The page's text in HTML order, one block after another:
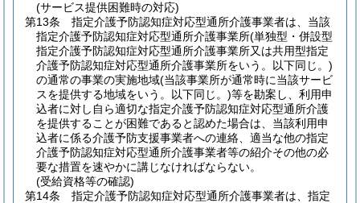
(サービス提供困難時の対応)
第13条
指定介護予防認知症対応型通所介護事業者は、当該
指定介護予防認知症対応型通所介護事業所(単独型・併設型
指定介護予防認知症対応型通所介護事業所又は共用型指定
介護予防認知症対応型通所介護事業所をいう。以下同じ。)
の通常の事業の実施地域(当該事業所が通常時に当該サービ
スを提供する地域をいう。以下同じ。)等を勘案し、利用申
込者に対し自ら適切な指定介護予防認知症対応型通所介護
を提供することが困難であると認めた場合は、当該利用申
込者に係る介護予防支援事業者への連絡、適当な他の指定
介護予防認知症対応型通所介護事業者等の紹介その他の必
要な措置を速やかに講じなければならない。
(受給資格等の確認)
第14条
指定介護予防認知症対応型通所介護事業者は、指定